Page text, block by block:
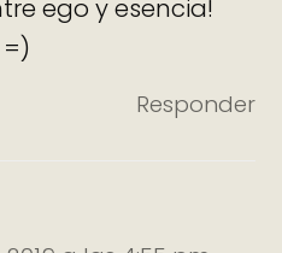
ego y esencia!
=)
Responder